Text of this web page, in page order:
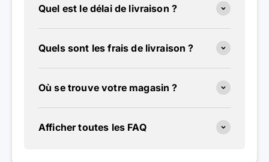
Quel est le délai de livraison ?
Quels sont les frais de livraison ?
Où se trouve votre magasin ?
Afficher toutes les FAQ